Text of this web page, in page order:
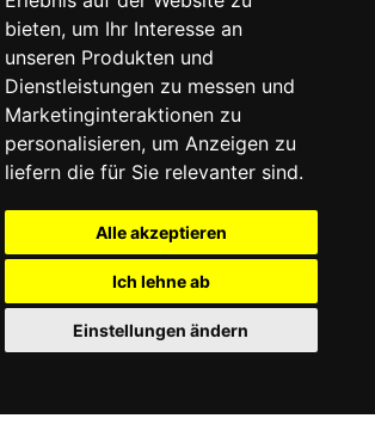
bieten, um Ihr Interesse an
unseren Produkten und
Dienstleistungen zu messen und
Marketinginteraktionen zu
personalisieren, um Anzeigen zu
liefern die für Sie relevanter sind.
Alle akzeptieren
Ich lehne ab
Einstellungen ändern